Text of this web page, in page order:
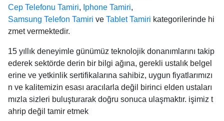
Cep Telefonu Tamiri, Iphone Tamiri,
Samsung Telefon Tamiri ve Tablet Tamiri kategorilerinde hi
zmet vermektedir.
15 yıllık deneyimle günümüz teknolojik donanımlarını takip
ederek sektörde derin bir bilgi ağına, gerekli ustalık belgel
erine ve yetkinlik sertifikalarına sahibiz, uygun fiyatlarımızı
n ve kalitemizin esası aracılarla değil birinci elden ustaları
mızla sizleri buluşturarak doğru sonuca ulaşmaktır. işimiz t
ahrip değil tamir etmek